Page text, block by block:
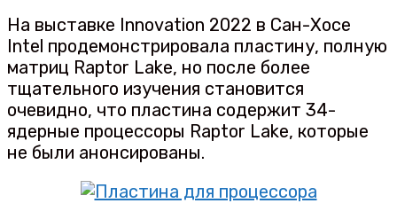
На выставке Innovation 2022 в Сан-Хосе
Intel продемонстрировала пластину, полную
матриц Raptor Lake, но после более
тщательного изучения становится
очевидно, что пластина содержит 34-
ядерные процессоры Raptor Lake, которые
не были анонсированы.